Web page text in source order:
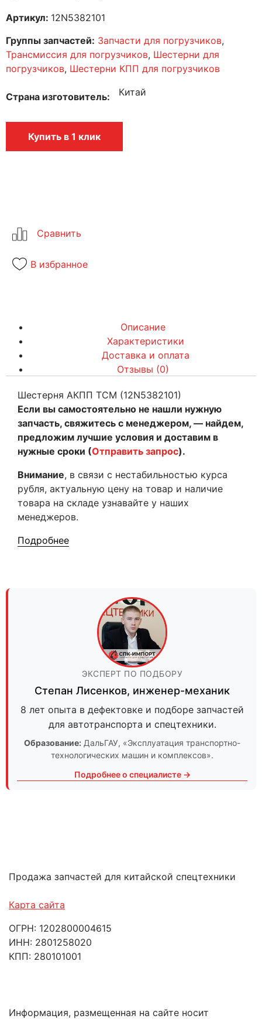
Артикул: 12N5382101
Группы запчастей: Запчасти для погрузчиков,
Трансмиссия для погрузчиков, Шестерни для
погрузчиков, Шестерни КПП для погрузчиков
Страна изготовитель Китай
Купить в 1 клик
В избранное
Описание
Характеристики
Доставка и оплата
Отзывы (0)
Шестерня АКПП TCM (12N5382101)
Если вы самостоятельно не нашли нужную
запчасть, свяжитесь с менеджером, — найдем,
предложим лучшие условия и доставим в
нужные сроки (Отправить запрос).
Внимание, в связи с нестабильностью курса
рубля, актуальную цену на товар и наличие
товара на складе узнавайте у наших
менеджеров.
Подробнее
ЭКСПЕРТ ПО ПОДБОРУ
Степан Лисенков, инженер-механик
8 лет опыта в дефектовке и подборе запчастей
для автотранспорта и спецтехники.
Образование: ДальГАУ, «Эксплуатация транспортно-
технологических машин и комплексов».
Подробнее о специалисте →
Продажа запчастей для китайской спецтехники
Карта сайта
ОГРН: 1202800004615
ИНН: 2801258020
КПП: 280101001
Информация, размещенная на сайте носит